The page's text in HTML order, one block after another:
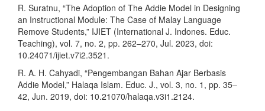
R. Suratnu, “The Adoption of The Addie Model in Designing
an Instructional Module: The Case of Malay Language
Remove Students,” IJIET (International J. Indones. Educ.
Teaching), vol. 7, no. 2, pp. 262–270, Jul. 2023, doi:
10.24071/ijiet.v7i2.3521.
R. A. H. Cahyadi, “Pengembangan Bahan Ajar Berbasis
Addie Model,” Halaqa Islam. Educ. J., vol. 3, no. 1, pp. 35–
42, Jun. 2019, doi: 10.21070/halaqa.v3i1.2124.